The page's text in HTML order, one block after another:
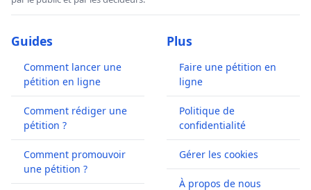
Guides
Comment lancer une
pétition en ligne
Comment rédiger une
pétition ?
Comment promouvoir
une pétition ?
Plus
Faire une pétition en
ligne
Politique de
confidentialité
Gérer les cookies
À propos de nous